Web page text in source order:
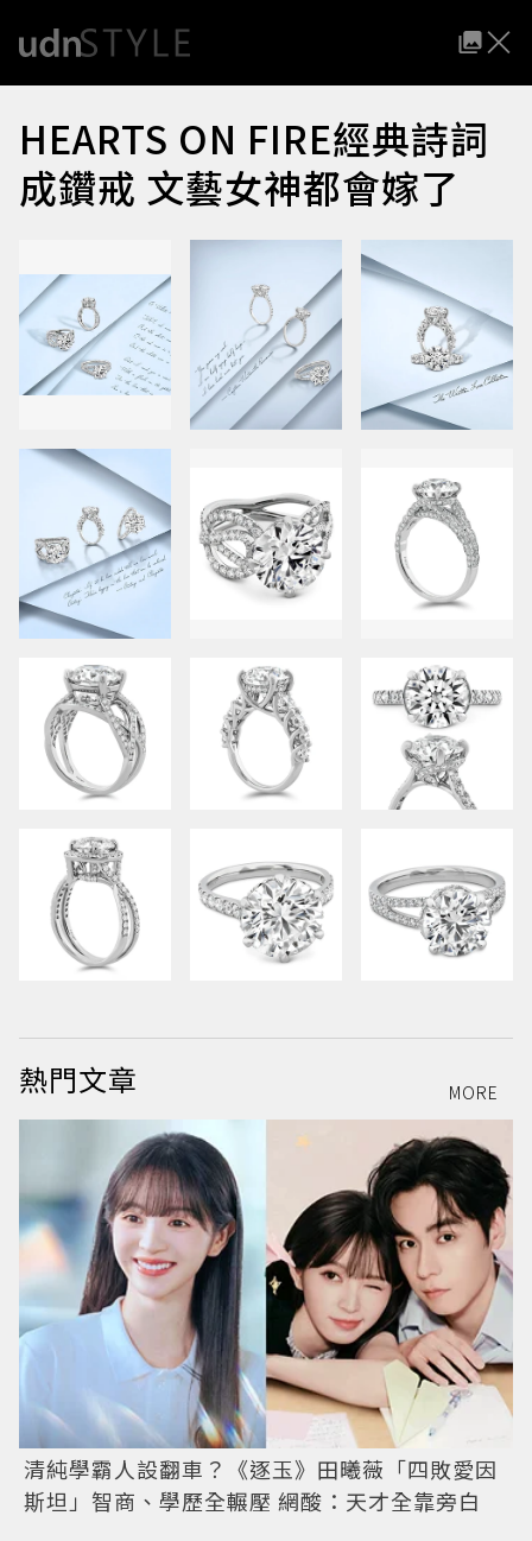
HEARTS ON FIRE經典詩詞
成鑽戒 文藝女神都會嫁了
熱門文章 MORE
清純學霸人設翻車？《逐玉》田曦薇「四敗愛因
斯坦」智商、學歷全輾壓 網酸：天才全靠旁白